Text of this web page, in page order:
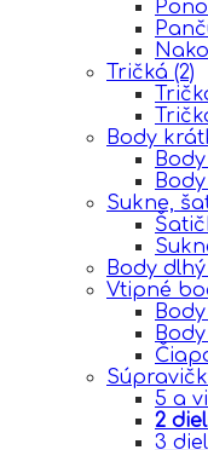
Tričká (2)
Body
Sukne,
Body
Vtipné
5 a
2
3